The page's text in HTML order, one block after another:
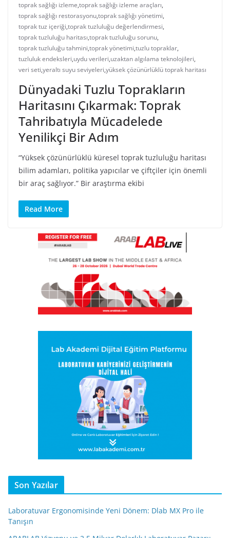
toprak sağlığı izleme,toprak sağlığı izleme araçları,
toprak sağlığı restorasyonu,toprak sağlığı yönetimi,
toprak tuz içeriği,toprak tuzluluğu değerlendirmesi,
toprak tuzluluğu haritası,toprak tuzluluğu sorunu,
toprak tuzluluğu tahmini,toprak yönetimi,tuzlu topraklar,
tuzluluk endeksleri,uydu verileri,uzaktan algılama teknolojileri,
veri seti,yeraltı suyu seviyeleri,yüksek çözünürlüklü toprak haritası
Dünyadaki Tuzlu Toprakların
Haritasını Çıkarmak: Toprak
Tahribatıyla Mücadelede
Yenilikçi Bir Adım
“Yüksek çözünürlüklü küresel toprak tuzluluğu haritası
bilim adamları, politika yapıcılar ve çiftçiler için önemli
bir araç sağlıyor.” Bir araştırma ekibi
Read More
Son Yazılar
Laboratuvar Ergonomisinde Yeni Dönem: Dlab MX Pro ile
Tanışın